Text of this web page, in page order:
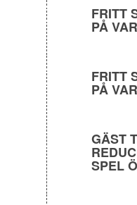
FRITT
PÅ
FRITT
PÅ
GÄST
SPEL